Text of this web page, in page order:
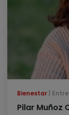
Bienestar
Pilar Muñoz